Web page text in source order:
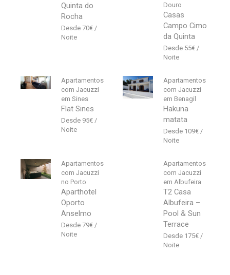
Quinta do
Rocha
70€
Douro
Casas
Campo Cimo
da Quinta
55€
Apartamentos
com Jacuzzi
em Sines
Flat Sines
95€
Apartamentos
com Jacuzzi
em Benagil
Hakuna
matata
109€
Apartamentos
com Jacuzzi
no Porto
Aparthotel
Oporto
Anselmo
79€
Apartamentos
com Jacuzzi
em Albufeira
T2 Casa
Albufeira –
Pool & Sun
Terrace
175€